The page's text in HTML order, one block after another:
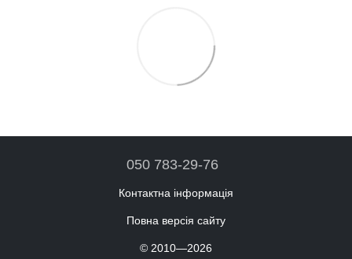
050 783-29-76
Контактна інформація
Повна версія сайту
© 2010—2026